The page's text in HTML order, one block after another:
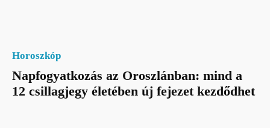
Horoszkóp
Napfogyatkozás az Oroszlánban: mind a
12 csillagjegy életében új fejezet kezdődhet